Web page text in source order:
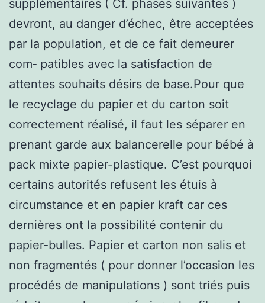
supplémentaires ( Cf. phases suivantes )
devront, au danger d’échec, être acceptées
par la population, et de ce fait demeurer
com‑ patibles avec la satisfaction de
attentes souhaits désirs de base.Pour que
le recyclage du papier et du carton soit
correctement réalisé, il faut les séparer en
prenant garde aux balancerelle pour bébé à
pack mixte papier-plastique. C’est pourquoi
certains autorités refusent les étuis à
circumstance et en papier kraft car ces
dernières ont la possibilité contenir du
papier-bulles. Papier et carton non salis et
non fragmentés ( pour donner l’occasion les
procédés de manipulations ) sont triés puis